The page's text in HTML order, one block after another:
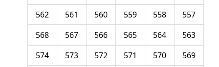
557
558
559
560
561
562
563
564
565
566
567
568
569
570
571
572
573
574